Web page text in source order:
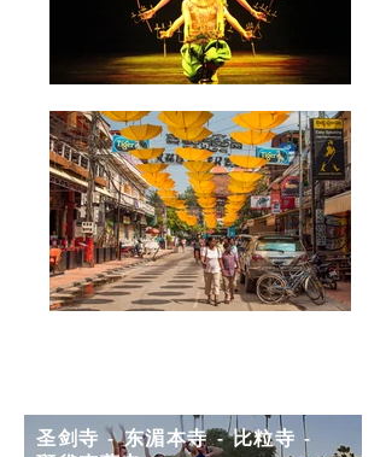
圣剑寺 - 东湄本寺 - 比粒寺 -